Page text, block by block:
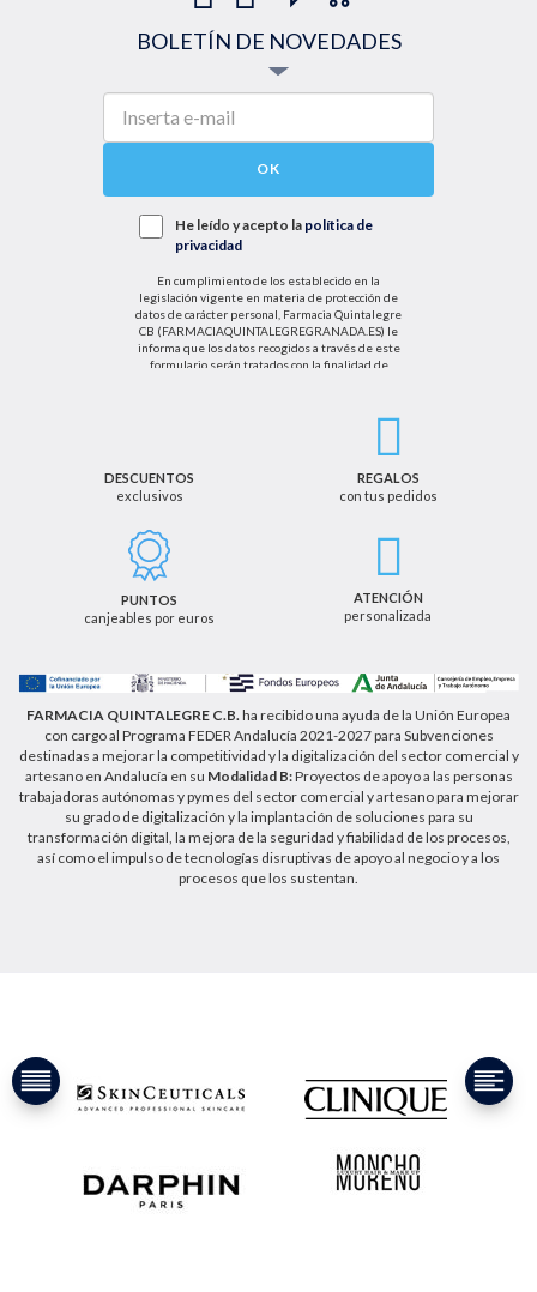
BOLETÍN DE NOVEDADES
OK
He leído y acepto la política de
privacidad
En cumplimiento de los establecido en la
legislación vigente en materia de protección de
datos de carácter personal, Farmacia Quintalegre
CB (FARMACIAQUINTALEGREGRANADA.ES) le
informa que los datos recogidos a través de este
formulario serán tratados con la finalidad de
el tratamiento de sus datos personales se basará
cancelación u oposición, así como los derechos
adicionales que le asisten a través de la dirección
de email info@farmaciaquintalegregranada.es, así
como a través de los medios detallados en la
información adicional sobre nuestra política de
privacidad que puede consultar en la dirección web
DESCUENTOS
exclusivos
REGALOS
con tus pedidos
PUNTOS
canjeables por euros
ATENCIÓN
personalizada
FARMACIA QUINTALEGRE C.B.ha recibido una ayuda de la Unión Europea
con cargo al Programa FEDER Andalucía 2021-2027 para Subvenciones
destinadas a mejorar la competitividad y la digitalización del sector comercial y
artesano en Andalucía en su Modalidad B:Proyectos de apoyo a las personas
trabajadoras autónomas y pymes del sector comercial y artesano para mejorar
su grado de digitalización y la implantación de soluciones para su
transformación digital, la mejora de la seguridad y fiabilidad de los procesos,
así como el impulso de tecnologías disruptivas de apoyo al negocio y a los
procesos que los sustentan.